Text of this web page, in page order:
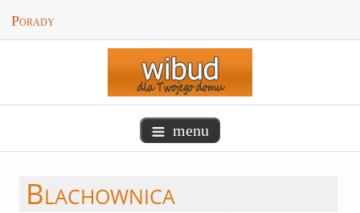
Porady
menu
Blachownica